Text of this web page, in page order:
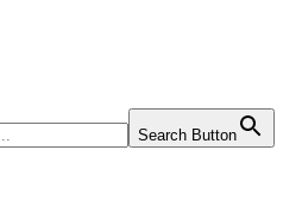
Search Button